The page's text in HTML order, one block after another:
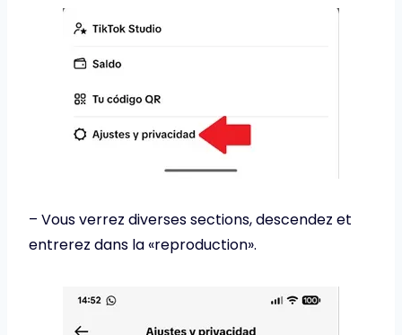
– Vous verrez diverses sections, descendez et
entrerez dans la «reproduction».